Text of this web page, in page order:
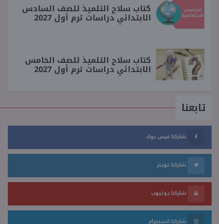
كتاب سلاح التلميذ للصف السادس
الابتدائي دراسات ترم أول 2027
كتاب سلاح التلميذ للصف الخامس
الابتدائي دراسات ترم أول 2027
تابعنا
شاركنا فيس بوك
شاركنا تويتر
شاركنا يوتيوب
شاركنا انستجرام